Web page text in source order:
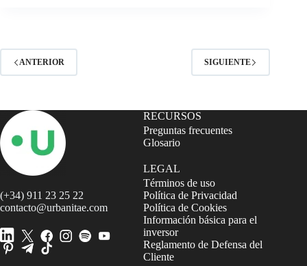
ANTERIOR SIGUIENTE
(+34) 911 23 25 22
contacto@urbanitae.com
RECURSOS
Preguntas frecuentes
Glosario
LEGAL
Términos de uso
Política de Privacidad
Política de Cookies
Información básica para el
inversor
Reglamento de Defensa del
Cliente